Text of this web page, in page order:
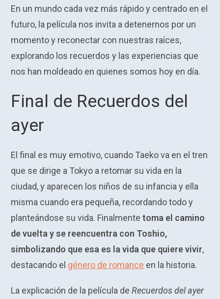
En un mundo cada vez más rápido y centrado en el
futuro, la película nos invita a detenernos por un
momento y reconectar con nuestras raíces,
explorando los recuerdos y las experiencias que
nos han moldeado en quienes somos hoy en día.
Final de Recuerdos del
ayer
El final es muy emotivo, cuando Taeko va en el tren
que se dirige a Tokyo a retomar su vida en la
ciudad, y aparecen los niños de su infancia y ella
misma cuando era pequeña, recordando todo y
planteándose su vida. Finalmentetoma el camino
de vuelta y se reencuentra con Toshio,
simbolizando que esa es la vida que quiere vivir,
destacando el género de romance en la historia.
La explicación de la película deRecuerdos del ayer